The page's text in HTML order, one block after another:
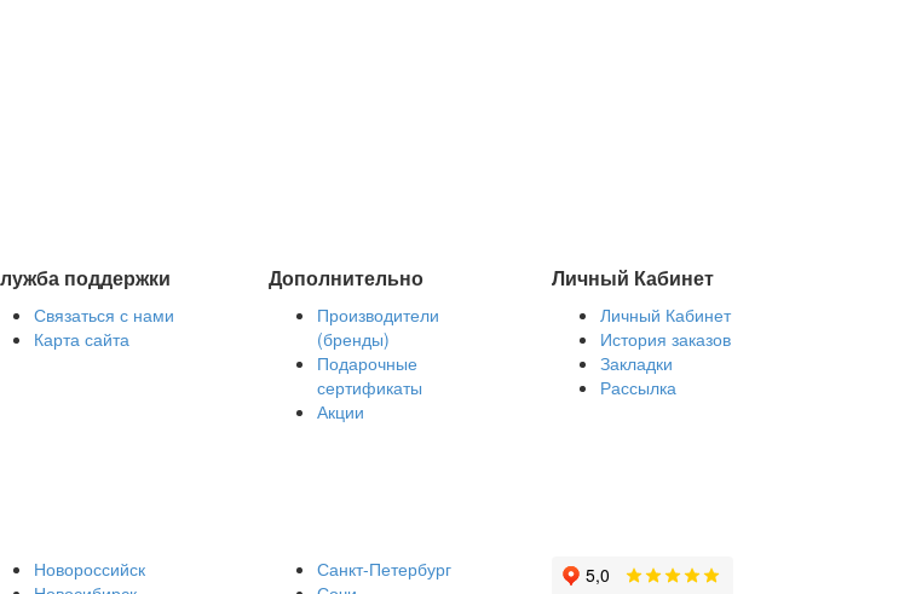
поддержки
Связаться с нами
Карта сайта
Дополнительно
Производители
(бренды)
Подарочные
сертификаты
Акции
Личный Кабинет
Личный Кабинет
История заказов
Закладки
Рассылка
Новороссийск
Санкт-Петербург